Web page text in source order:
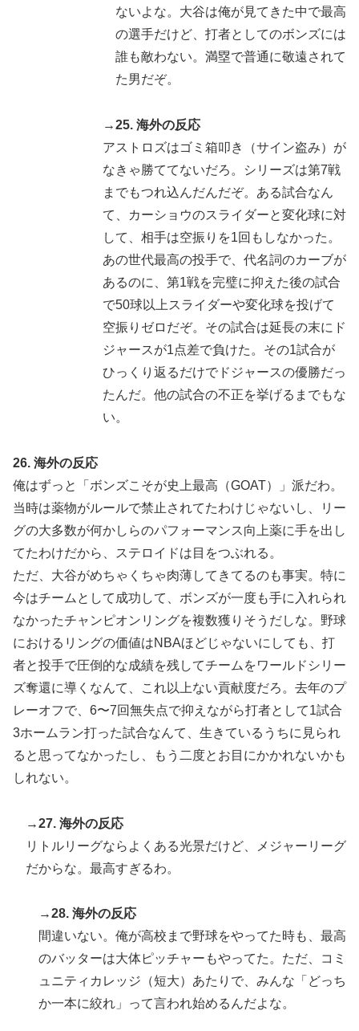
ないよな。大谷は俺が見てきた中で最高
の選手だけど、打者としてのボンズには
誰も敵わない。満塁で普通に敬遠されて
た男だぞ。
→25. 海外の反応
アストロズはゴミ箱叩き（サイン盗み）が
なきゃ勝ててないだろ。シリーズは第7戦
までもつれ込んだんだぞ。ある試合なん
て、カーショウのスライダーと変化球に対
して、相手は空振りを1回もしなかった。
あの世代最高の投手で、代名詞のカーブが
あるのに、第1戦を完璧に抑えた後の試合
で50球以上スライダーや変化球を投げて
空振りゼロだぞ。その試合は延長の末にド
ジャースが1点差で負けた。その1試合が
ひっくり返るだけでドジャースの優勝だっ
たんだ。他の試合の不正を挙げるまでもな
い。
26. 海外の反応
俺はずっと「ボンズこそが史上最高（GOAT）」派だわ。
当時は薬物がルールで禁止されてたわけじゃないし、リー
グの大多数が何かしらのパフォーマンス向上薬に手を出し
てたわけだから、ステロイドは目をつぶれる。
ただ、大谷がめちゃくちゃ肉薄してきてるのも事実。特に
今はチームとして成功して、ボンズが一度も手に入れられ
なかったチャンピオンリングを複数獲りそうだしな。野球
におけるリングの価値はNBAほどじゃないにしても、打
者と投手で圧倒的な成績を残してチームをワールドシリー
ズ奪還に導くなんて、これ以上ない貢献度だろ。去年のプ
レーオフで、6〜7回無失点で抑えながら打者として1試合
3ホームラン打った試合なんて、生きているうちに見られ
ると思ってなかったし、もう二度とお目にかかれないかも
しれない。
→27. 海外の反応
リトルリーグならよくある光景だけど、メジャーリーグ
だからな。最高すぎるわ。
→28. 海外の反応
間違いない。俺が高校まで野球をやってた時も、最高
のバッターは大体ピッチャーもやってた。ただ、コミ
ュニティカレッジ（短大）あたりで、みんな「どっち
か一本に絞れ」って言われ始めるんだよな。